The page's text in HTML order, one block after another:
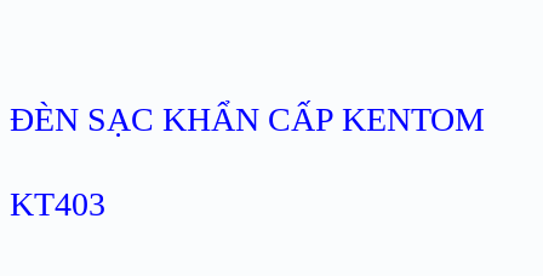
ĐÈN SẠC KHẨN CẤP KENTOM
KT403